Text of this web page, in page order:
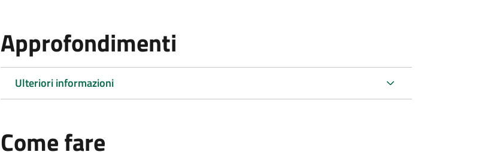
Approfondimenti
Ulteriori informazioni
Come fare